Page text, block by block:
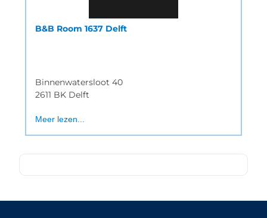
B&B Room 1637 Delft
Binnenwatersloot 40
2611 BK Delft
Meer lezen...